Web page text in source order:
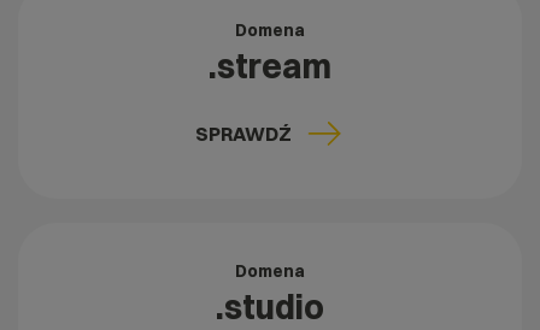
Domena
.stream
SPRAWDŹ
Domena
.studio